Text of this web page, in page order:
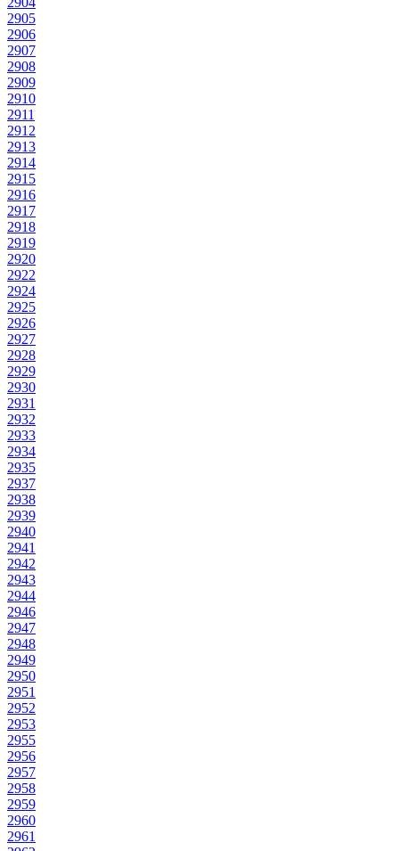
2905
2906
2907
2908
2909
2910
2911
2912
2913
2914
2915
2916
2917
2918
2919
2920
2922
2924
2925
2926
2927
2928
2929
2930
2931
2932
2933
2934
2935
2937
2938
2939
2940
2941
2942
2943
2944
2946
2947
2948
2949
2950
2951
2952
2953
2955
2956
2957
2958
2959
2960
2961